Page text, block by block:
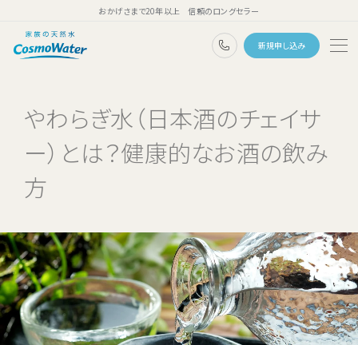
おかげさまで20年以上 信頼のロングセラー
0120-1132-99
新規申し込み
ウォーターサーバー
天然水
ユーザーボイス
よくあるご質問
料金・ご利用案内
やわらぎ水（日本酒のチェイサ
ー）とは？健康的なお酒の飲み
方